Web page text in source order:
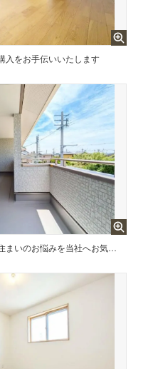
入をお手伝いいたします
多様化する住まいのお悩みを当社へお気軽にご相談下さい